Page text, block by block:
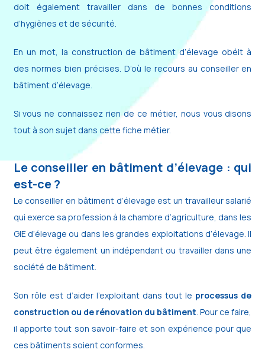
doit également travailler dans de bonnes conditions
d’hygiènes et de sécurité.
En un mot, la construction de bâtiment d’élevage obéit à
des normes bien précises. D’où le recours au conseiller en
bâtiment d’élevage.
Si vous ne connaissez rien de ce métier, nous vous disons
tout à son sujet dans cette fiche métier.
Le conseiller en bâtiment d’élevage : qui
est-ce ?
Le conseiller en bâtiment d’élevage est un travailleur salarié
qui exerce sa profession à la chambre d’agriculture, dans les
GIE d’élevage ou dans les grandes exploitations d’élevage. Il
peut être également un indépendant ou travailler dans une
société de bâtiment.
Son rôle est d’aider l’exploitant dans tout le processus de
construction ou de rénovation du bâtiment . Pour ce faire,
il apporte tout son savoir-faire et son expérience pour que
ces bâtiments soient conformes.